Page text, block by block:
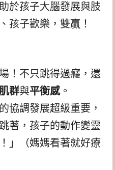
於孩子大腦發展與肢
孩子歡樂，雙贏！
！不只跳得過癮，還
群與平衡感。
協調發展超級重要，
著，孩子的動作變靈
」（媽媽看著就好療